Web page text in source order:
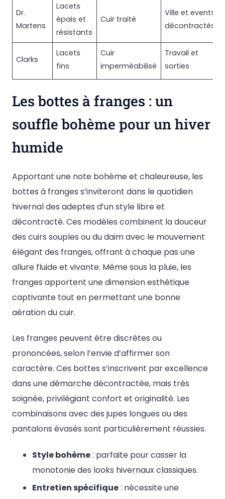
Dr.
Martens
Lacets
épais et
résistants
Cuir traité
Ville et events
décontractés
Clarks
Lacets
fins
Cuir
imperméabilisé
Travail et
sorties
Les bottes à franges : un
souffle bohème pour un hiver
humide
Apportant une note bohème et chaleureuse, les
bottes à franges s’inviteront dans le quotidien
hivernal des adeptes d’un style libre et
décontracté. Ces modèles combinent la douceur
des cuirs souples ou du daim avec le mouvement
élégant des franges, offrant à chaque pas une
allure fluide et vivante. Même sous la pluie, les
franges apportent une dimension esthétique
captivante tout en permettant une bonne
aération du cuir.
Les franges peuvent être discrètes ou
prononcées, selon l’envie d’affirmer son
caractère. Ces bottes s’inscrivent par excellence
dans une démarche décontractée, mais très
soignée, privilégiant confort et originalité. Les
combinaisons avec des jupes longues ou des
pantalons évasés sont particulièrement réussies.
Style bohème: parfaite pour casser la
monotonie des looks hivernaux classiques.
Entretien spécifique: nécessite une